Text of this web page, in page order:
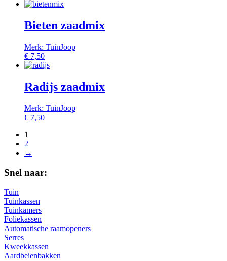
Bieten zaadmix
Merk: TuinJoop
€ 7,50
Radijs zaadmix
Merk: TuinJoop
€ 7,50
1
2
→
Snel naar:
Tuin
Tuinkassen
Tuinkamers
Foliekassen
Automatische raamopeners
Serres
Kweekkassen
Aardbeienbakken